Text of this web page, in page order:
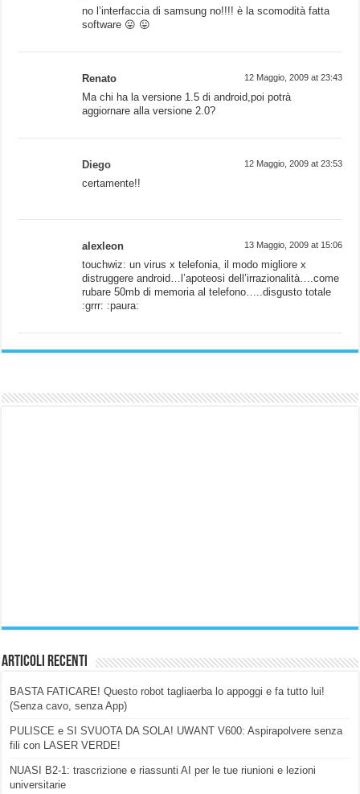
no l’interfaccia di samsung no!!!! è la scomodità fatta
software 😛 😛
Renato 12 Maggio, 2009 at 23:43
Ma chi ha la versione 1.5 di android,poi potrà
aggiornare alla versione 2.0?
Diego 12 Maggio, 2009 at 23:53
certamente!!
alexleon 13 Maggio, 2009 at 15:06
touchwiz: un virus x telefonia, il modo migliore x
distruggere android…l’apoteosi dell’irrazionalità….come
rubare 50mb di memoria al telefono…..disgusto totale
:grrr: :paura:
Articoli Recenti
BASTA FATICARE! Questo robot tagliaerba lo appoggi e fa tutto lui!
(Senza cavo, senza App)
PULISCE e SI SVUOTA DA SOLA! UWANT V600: Aspirapolvere senza
fili con LASER VERDE!
NUASI B2-1: trascrizione e riassunti AI per le tue riunioni e lezioni
universitarie